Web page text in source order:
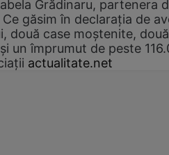
Grădinaru, partenera
găsim în declarația de
două case moștenite, două
un împrumut de peste
actualitate.net